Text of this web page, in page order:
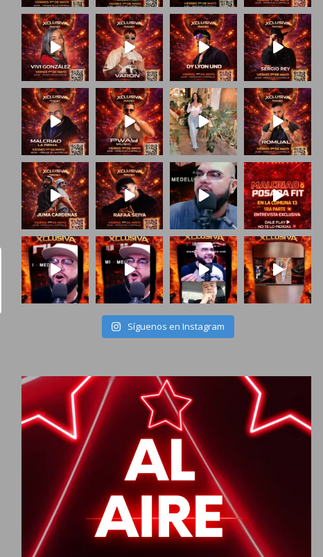
Síguenos en Instagram